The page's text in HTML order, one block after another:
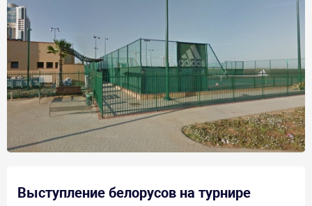
Выступление белорусов на турнире